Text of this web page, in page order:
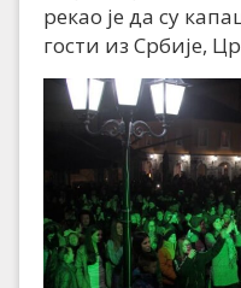
рекао је да су
гости из Србије,